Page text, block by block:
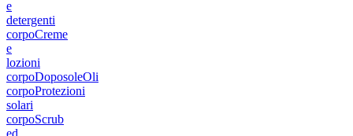
e
detergenti
corpoCreme
e
lozioni
corpoDoposoleOli
corpoProtezioni
solari
corpoScrub
ed